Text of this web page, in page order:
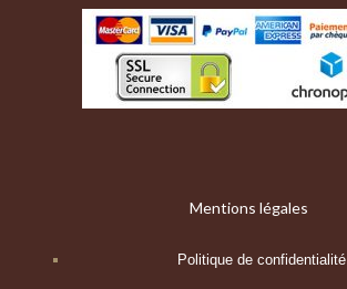
Mentions légales
Politique de confidentialité